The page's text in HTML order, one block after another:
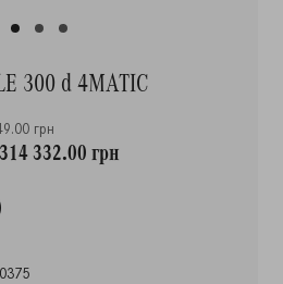
300 d 4MATIC
грн
332.00 грн